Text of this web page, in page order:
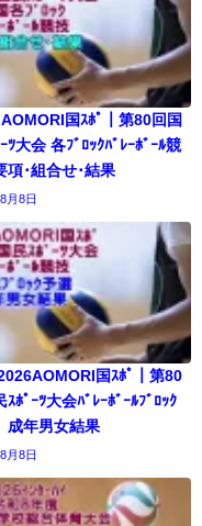
国ｽﾎﾟ｜第80回国
ﾂ大会 各ﾌﾞﾛｯｸﾊﾞﾚｰﾎﾞｰﾙ競
･組合せ･結果
月8日
国ｽﾎﾟ｜第80
ｽﾎﾟｰﾂ大会ﾊﾞﾚｰﾎﾞｰﾙﾌﾞﾛｯｸ
年男女結果
月8日